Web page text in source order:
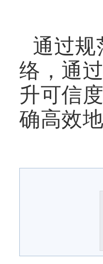
通过规
络，通
升可信
确高效